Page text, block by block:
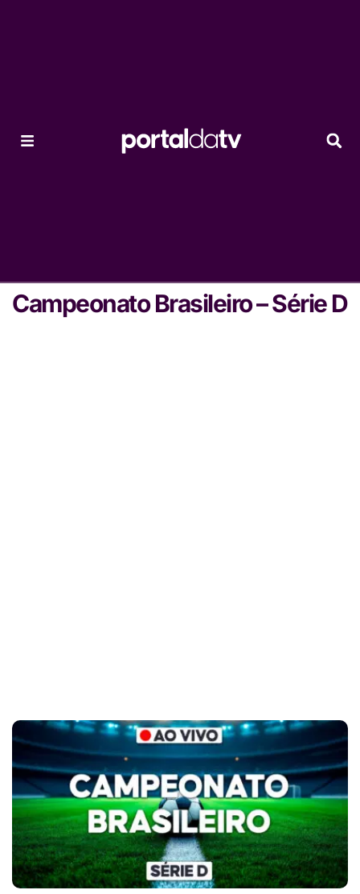
Campeonato Brasileiro – Série D